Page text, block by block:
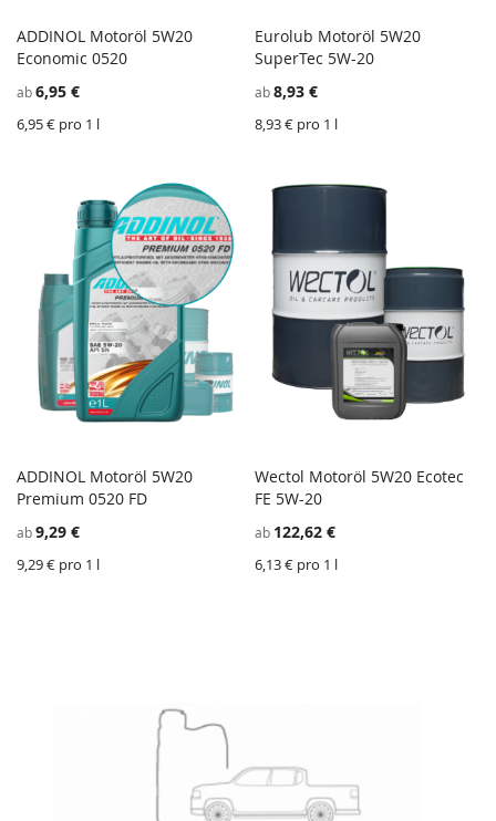
In den Einkaufswagen
ZU
HINZUFÜGEN
VERGLEICHSLISTE
HINZUFÜGEN
ADDINOL Motoröl 5W20
Economic 0520
ab6,95 €
6,95 € pro 1 l
In den Einkaufswagen
Eurolub Motoröl 5W20
SuperTec 5W-20
ab 8,93 €
8,93 € pro 1 l
In den Einkaufswagen
ZU
HINZUFÜGEN
VERGLEICHSLISTE
HINZUFÜGEN
ADDINOL Motoröl 5W20
Premium 0520 FD
ab9,29 €
9,29 € pro 1 l
In den Einkaufswagen
Wectol Motoröl 5W20 Ecotec
FE 5W-20
ab 122,62 €
6,13 € pro 1 l